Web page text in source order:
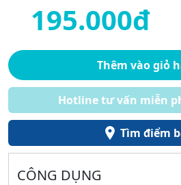
195.000đ
Thêm vào giỏ
Hotline tư vấn miễn
Tìm điểm
CÔNG DỤNG